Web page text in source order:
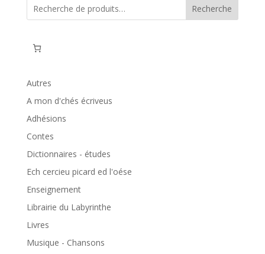
Recherche
Autres
A mon d'chés écriveus
Adhésions
Contes
Dictionnaires - études
Ech cercieu picard ed l'oése
Enseignement
Librairie du Labyrinthe
Livres
Musique - Chansons